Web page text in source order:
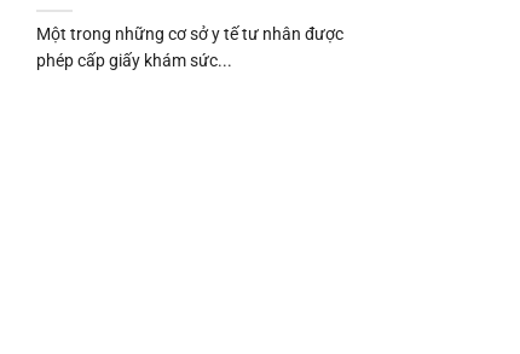
Một trong những cơ sở y tế tư nhân được
phép cấp giấy khám sức...